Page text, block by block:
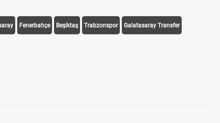
Fenerbahçe Beşiktaş Trabzonspor Galatasaray Transfer